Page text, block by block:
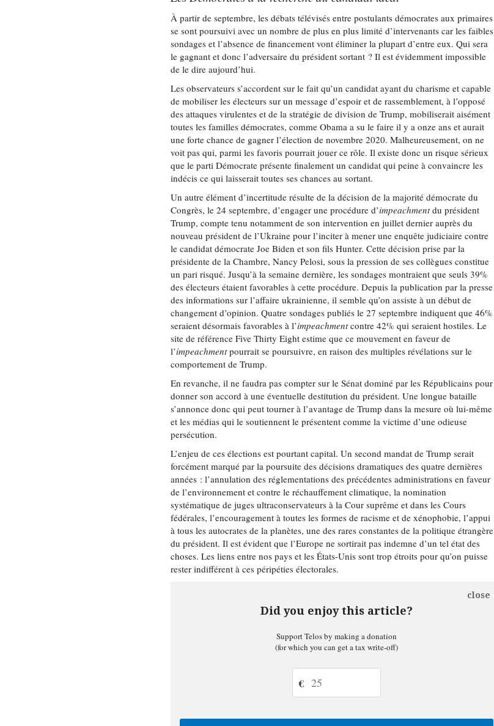
À partir de septembre, les débats télévisés entre postulants démocrates aux primaires
se sont poursuivi avec un nombre de plus en plus limité d’intervenants car les faibles
sondages et l’absence de financement vont éliminer la plupart d’entre eux. Qui sera
le gagnant et donc l’adversaire du président sortant ? Il est évidemment impossible
de le dire aujourd’hui.
Les observateurs s’accordent sur le fait qu’un candidat ayant du charisme et capable
de mobiliser les électeurs sur un message d’espoir et de rassemblement, à l’opposé
des attaques virulentes et de la stratégie de division de Trump, mobiliserait aisément
toutes les familles démocrates, comme Obama a su le faire il y a onze ans et aurait
une forte chance de gagner l’élection de novembre 2020. Malheureusement, on ne
voit pas qui, parmi les favoris pourrait jouer ce rôle. Il existe donc un risque sérieux
que le parti Démocrate présente finalement un candidat qui peine à convaincre les
indécis ce qui laisserait toutes ses chances au sortant.
Un autre élément d’incertitude résulte de la décision de la majorité démocrate du
Congrès, le 24 septembre, d’engager une procédure d’impeachmentdu président
Trump, compte tenu notamment de son intervention en juillet dernier auprès du
nouveau président de l’Ukraine pour l’inciter à mener une enquête judiciaire contre
le candidat démocrate Joe Biden et son fils Hunter. Cette décision prise par la
présidente de la Chambre, Nancy Pelosi, sous la pression de ses collègues constitue
un pari risqué. Jusqu’à la semaine dernière, les sondages montraient que seuls 39%
des électeurs étaient favorables à cette procédure. Depuis la publication par la presse
des informations sur l’affaire ukrainienne, il semble qu’on assiste à un début de
changement d’opinion. Quatre sondages publiés le 27 septembre indiquent que 46%
seraient désormais favorables à l’impeachmentcontre 42% qui seraient hostiles. Le
site de référence Five Thirty Eight estime que ce mouvement en faveur de
l’impeachmentpourrait se poursuivre, en raison des multiples révélations sur le
comportement de Trump.
En revanche, il ne faudra pas compter sur le Sénat dominé par les Républicains pour
donner son accord à une éventuelle destitution du président. Une longue bataille
s’annonce donc qui peut tourner à l’avantage de Trump dans la mesure où lui-même
et les médias qui le soutiennent le présentent comme la victime d’une odieuse
persécution.
L’enjeu de ces élections est pourtant capital. Un second mandat de Trump serait
forcément marqué par la poursuite des décisions dramatiques des quatre dernières
années : l’annulation des réglementations des précédentes administrations en faveur
de l’environnement et contre le réchauffement climatique, la nomination
systématique de juges ultraconservateurs à la Cour suprême et dans les Cours
fédérales, l’encouragement à toutes les formes de racisme et de xénophobie, l’appui
à tous les autocrates de la planètes, une des rares constantes de la politique étrangère
du président. Il est évident que l’Europe ne sortirait pas indemne d’un tel état des
choses. Les liens entre nos pays et les États-Unis sont trop étroits pour qu’on puisse
rester indifférent à ces péripéties électorales.
Did you enjoy this article?
close
Support Telos by making a donation
(for which you can get a tax write-off)
€